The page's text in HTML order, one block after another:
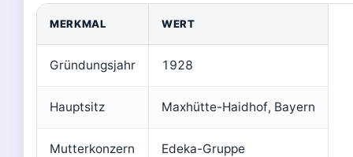
MERKMAL WERT
Gründungsjahr 1928
Hauptsitz Maxhütte-Haidhof, Bayern
Mutterkonzern Edeka-Gruppe